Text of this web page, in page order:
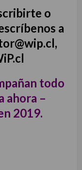
o
a
todo
ahora –
2019.